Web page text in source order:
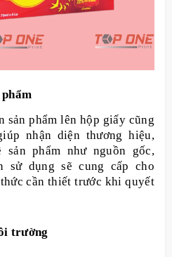
phẩm lên hộp giấy cũng
nhận diện thương hiệu,
phẩm như nguồn gốc,
sử dụng sẽ cung cấp cho
cần thiết trước khi quyết
trường